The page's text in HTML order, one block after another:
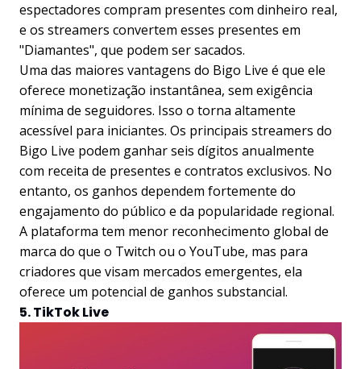
espectadores compram presentes com dinheiro real,
e os streamers convertem esses presentes em
"Diamantes", que podem ser sacados.
Uma das maiores vantagens do Bigo Live é que ele
oferece monetização instantânea, sem exigência
mínima de seguidores. Isso o torna altamente
acessível para iniciantes. Os principais streamers do
Bigo Live podem ganhar seis dígitos anualmente
com receita de presentes e contratos exclusivos. No
entanto, os ganhos dependem fortemente do
engajamento do público e da popularidade regional.
A plataforma tem menor reconhecimento global de
marca do que o Twitch ou o YouTube, mas para
criadores que visam mercados emergentes, ela
oferece um potencial de ganhos substancial.
5. TikTok Live